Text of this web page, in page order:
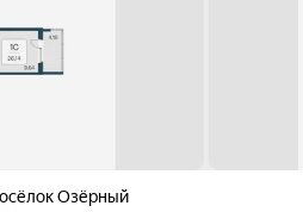
Озёрный